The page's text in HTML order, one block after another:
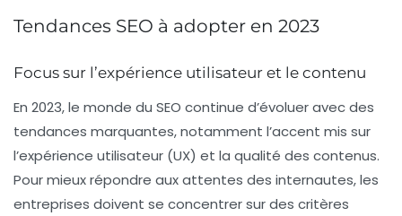
Tendances SEO à adopter en 2023
Focus sur l’expérience utilisateur et le contenu
En 2023, le monde du SEO continue d’évoluer avec des
tendances marquantes, notamment l’accent mis sur
l’expérience utilisateur (UX) et la qualité des contenus.
Pour mieux répondre aux attentes des internautes, les
entreprises doivent se concentrer sur des critères